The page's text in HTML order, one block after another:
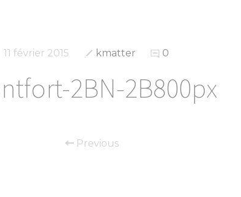
11 février 2015 kmatter 0
2BN-2B800px
Previous